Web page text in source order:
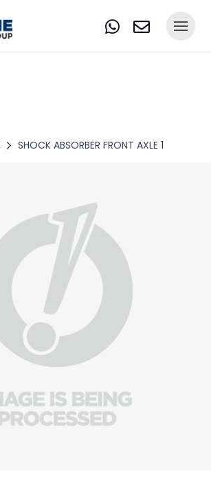
SHOCK ABSORBER FRONT AXLE 1